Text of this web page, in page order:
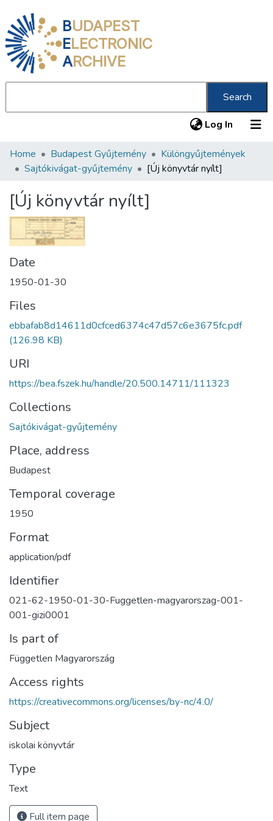
BUDAPEST
ELECTRONIC
ARCHIVE
Search
Log In (current)
Communities & Collections
Statistics
About us
Home Budapest Gyűjtemény
Különgyűjtemények
Sajtókivágat-gyűjtemény
[Új könyvtár nyílt]
[Új könyvtár nyílt]
Date
1950-01-30
Files
ebbafab8d14611d0cfced6374c47d57c6e3675fc.pdf
(126.98 KB)
URI
https://bea.fszek.hu/handle/20.500.14711/111323
Collections
Sajtókivágat-gyűjtemény
Place, address
Budapest
Temporal coverage
1950
Format
application/pdf
Identifier
021-62-1950-01-30-Fuggetlen-magyarorszag-001-
001-gizi0001
Is part of
Független Magyarország
Access rights
https://creativecommons.org/licenses/by-nc/4.0/
Subject
iskolai könyvtár
Type
Text
Full item page